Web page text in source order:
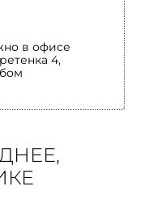
в офисе
4,